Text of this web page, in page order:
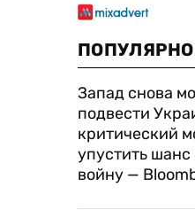
Запад снова
подвести
критический
упустить шанс
войну —